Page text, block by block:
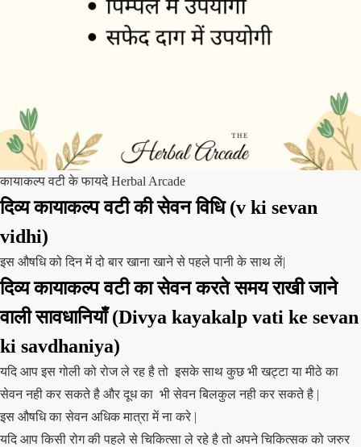
कायाकल्प वटी के फायदे Herbal Arcade
दिव्य कायाकल्प वटी की सेवन विधि(v ki sevan
vidhi)
इस औषधि को दिन में दो बार खाना खाने से पहले पानी के साथ लें|
दिव्य कायाकल्प वटी का सेवन करते समय राखी जाने
वाली सावधानियाँ(Divya kayakalp vati ke sevan
ki savdhaniya)
यदि आप इस गोली को रोज ले रह है तो इसके साथ कुछ भी खट्टा या मीठे का
सेवन नही कर सकते है और दूध का भी सेवन बिलकुल नही कर सकते है |
इस औषधि का सेवन अधिक मात्रा में ना करे |
यदि आप किसी रोग की पहले से चिकित्सा ले रहे है तो अपने चिकित्सक को जरुर